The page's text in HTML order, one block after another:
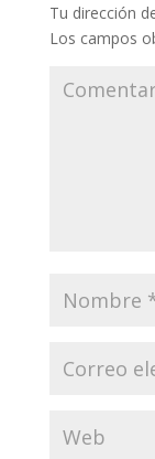
Tu dirección
Los campos